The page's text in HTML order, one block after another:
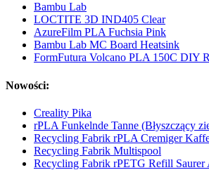
Bambu Lab
LOCTITE 3D IND405 Clear
AzureFilm PLA Fuchsia Pink
Bambu Lab MC Board Heatsink
FormFutura Volcano PLA 150C DIY
Nowości:
Creality Pika
rPLA Funkelnde Tanne (Błyszczący
Recycling Fabrik rPLA Cremiger
Recycling Fabrik Multispool
Recycling Fabrik rPETG Refill